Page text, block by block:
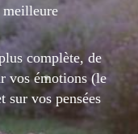
meilleure
complète, de
vos émotions (le
sur vos pensées